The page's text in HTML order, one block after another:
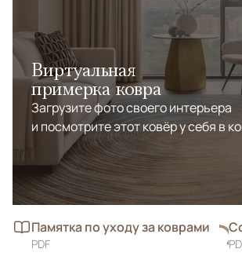
Виртуальная
примерка ковра
Загрузите фото своего интерьера
и посмотрите этот ковёр у себя в
Памятка по уходу за коврами
PDF